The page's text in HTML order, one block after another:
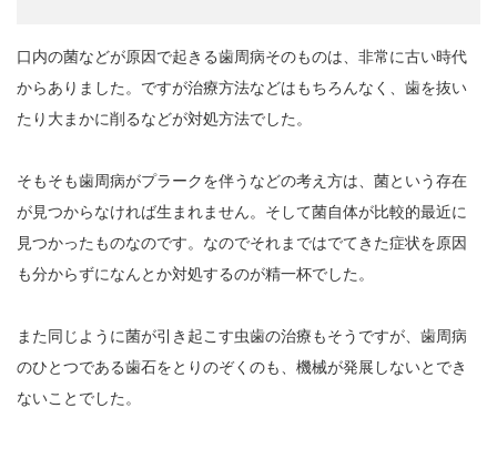
口内の菌などが原因で起きる歯周病そのものは、非常に古い時代
からありました。ですが治療方法などはもちろんなく、歯を抜い
たり大まかに削るなどが対処方法でした。
そもそも歯周病がプラークを伴うなどの考え方は、菌という存在
が見つからなければ生まれません。そして菌自体が比較的最近に
見つかったものなのです。なのでそれまではでてきた症状を原因
も分からずになんとか対処するのが精一杯でした。
また同じように菌が引き起こす虫歯の治療もそうですが、歯周病
のひとつである歯石をとりのぞくのも、機械が発展しないとでき
ないことでした。